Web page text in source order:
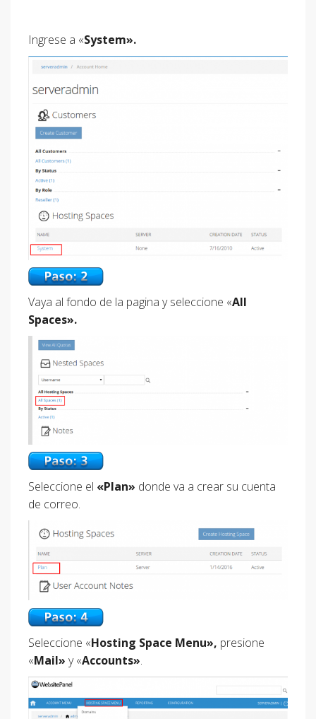
Ingrese a «System».
Vaya al fondo de la pagina y seleccione «All
Spaces».
Seleccione el «Plan» donde va a crear su cuenta
de correo.
Seleccione «Hosting Space Menu», presione
«Mail» y «Accounts».